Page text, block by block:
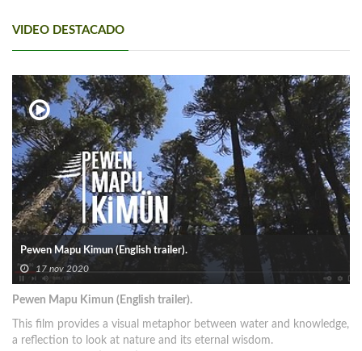
VIDEO DESTACADO
Pewen Mapu Kimun (English trailer).
17 nov 2020
Pewen Mapu Kimun (English trailer).
This film provides a visual metaphor between water and knowledge,
a reflection to look at nature and its eternal wisdom.